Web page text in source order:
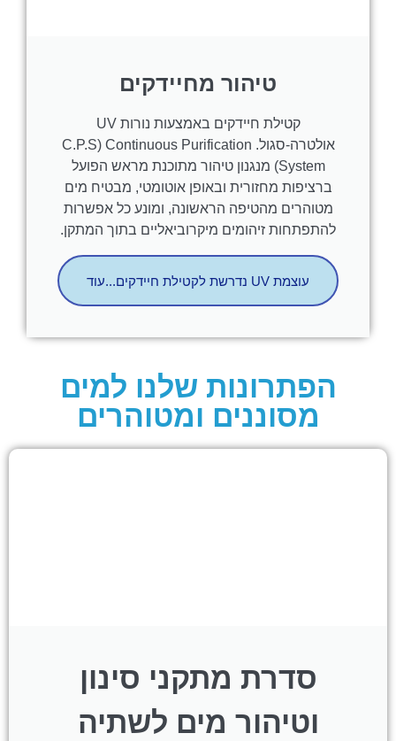
טיהור מחיידקים
קטילת חיידקים באמצעות נורות UV
אולטרה-סגול. C.P.S) Continuous Purification
System) מנגנון טיהור מתוכנת מראש הפועל
ברציפות מחזורית ובאופן אוטומטי, מבטיח מים
מטוהרים מהטיפה הראשונה, ומונע כל אפשרות
להתפתחות זיהומים מיקרוביאליים בתוך המתקן.
עוצמת UV נדרשת לקטילת חיידקים...עוד
הפתרונות שלנו למים
מסוננים ומטוהרים
סדרת מתקני סינון
וטיהור מים לשתיה